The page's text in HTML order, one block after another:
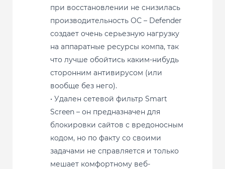
при восстановлении не снизилась
производительность ОС – Defender
создает очень серьезную нагрузку
на аппаратные ресурсы компа, так
что лучше обойтись каким-нибудь
сторонним антивирусом (или
вообще без него).
• Удален сетевой фильтр Smart
Screen – он предназначен для
блокировки сайтов с вредоносным
кодом, но по факту со своими
задачами не справляется и только
мешает комфортному веб-